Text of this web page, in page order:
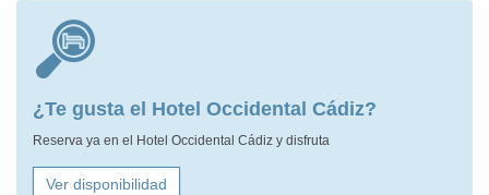
¿Te gusta el Hotel Occidental Cádiz?
Reserva ya en el Hotel Occidental Cádiz y disfruta
Ver disponibilidad